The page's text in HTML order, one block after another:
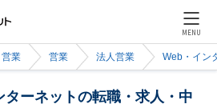
MENU
業 営業 法人営業 Web・イン
ーネットの転職・求人・中